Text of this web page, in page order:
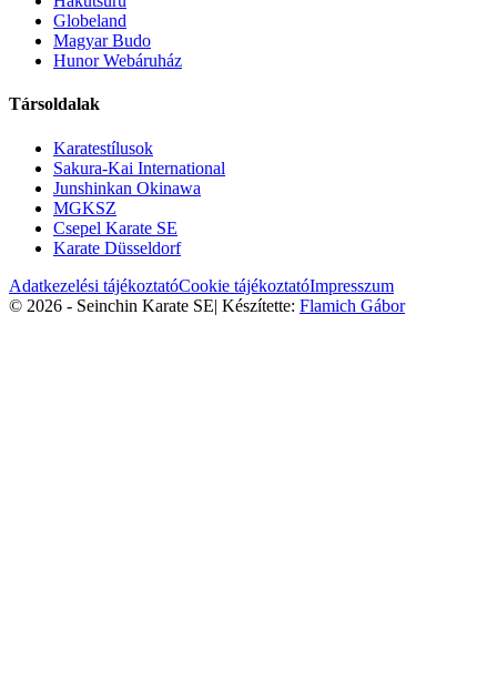
Globeland
Magyar Budo
Hunor Webáruház
Társoldalak
Karatestílusok
Sakura-Kai International
Junshinkan Okinawa
MGKSZ
Csepel Karate SE
Karate Düsseldorf
Adatkezelési tájékoztatóCookie tájékoztatóImpresszum
© 2026 - Seinchin Karate SE| Készítette: Flamich Gábor